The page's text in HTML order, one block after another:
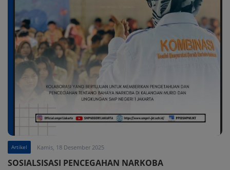
Artikel Kamis, 18 Desember 2025
SOSIALSISASI PENCEGAHAN NARKOBA